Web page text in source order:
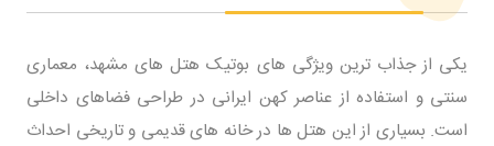
یکی از جذاب ترین ویژگی های بوتیک هتل های مشهد، معماری
سنتی و استفاده از عناصر کهن ایرانی در طراحی فضاهای داخلی
است. بسیاری از این هتل ها در خانه های قدیمی و تاریخی احداث